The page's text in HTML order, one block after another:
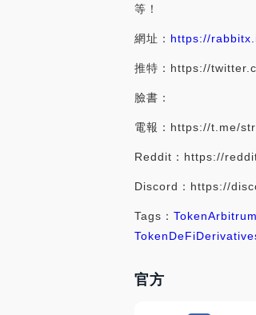
等！
網址： https://
推特：https://
臉書：
電報：https://t.me/
Reddit：https://
Discord：https://
Tags： Token
TokenDeFi
官方